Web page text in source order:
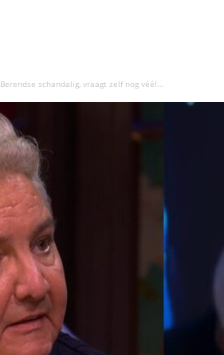
schandalig, vraagt zelf nog véél...